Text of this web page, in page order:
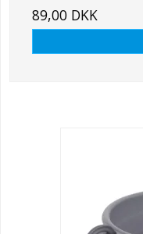
89,00 DKK